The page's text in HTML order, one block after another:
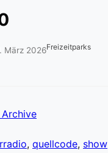
März 2026Freizeitparks
, quellcode, show